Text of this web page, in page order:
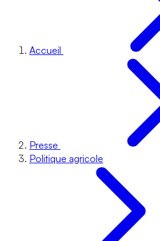
Accueil
Presse
Politique agricole